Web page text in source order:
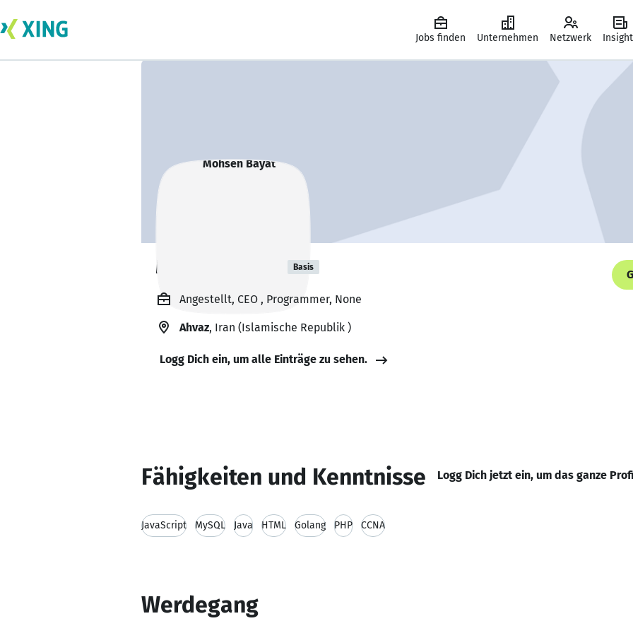
Jobs finden Unternehmen Netzwerk
Mohsen Bayat Basis
Angestellt, CEO , Programmer, None
Ahvaz, Iran (Islamische Republik )
Logg Dich ein, um alle Einträge zu sehen.
Fähigkeiten und Kenntnisse Logg Dich jetzt ein, um das ganze
JavaScript MySQL Java HTML Golang PHP CCNA
Werdegang